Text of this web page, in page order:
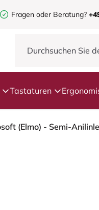
Fragen oder Beratung?
Tastaturen
(Elmo) - Semi-